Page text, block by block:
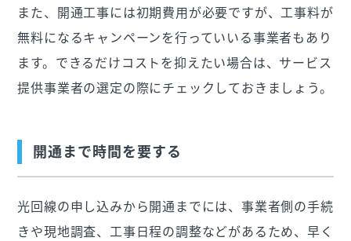
また、開通工事には初期費用が必要ですが、工事料が
無料になるキャンペーンを行っていいる事業者もあり
ます。できるだけコストを抑えたい場合は、サービス
提供事業者の選定の際にチェックしておきましょう。
開通まで時間を要する
光回線の申し込みから開通までには、事業者側の手続
きや現地調査、工事日程の調整などがあるため、早く